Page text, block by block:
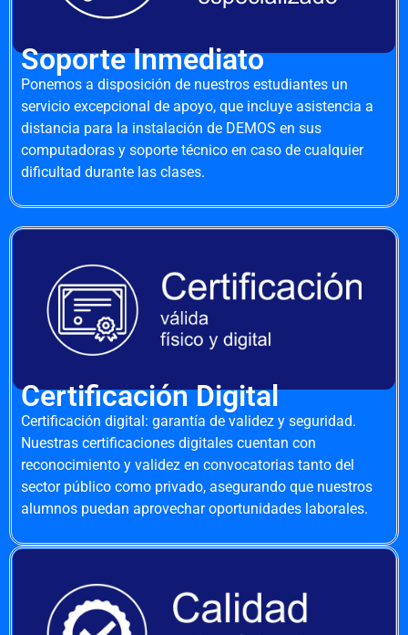
Soporte Inmediato
Ponemos a disposición de nuestros estudiantes un
servicio excepcional de apoyo, que incluye asistencia a
distancia para la instalación de DEMOS en sus
computadoras y soporte técnico en caso de cualquier
dificultad durante las clases.
Certificación Digital
Certificación digital: garantía de validez y seguridad.
Nuestras certificaciones digitales cuentan con
reconocimiento y validez en convocatorias tanto del
sector público como privado, asegurando que nuestros
alumnos puedan aprovechar oportunidades laborales.